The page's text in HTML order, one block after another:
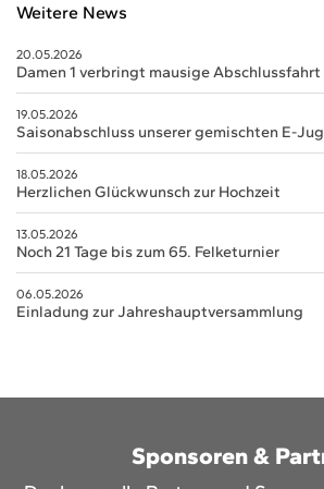
Weitere News
20.05.2026
Damen 1 verbringt mausige
19.05.2026
Saisonabschluss unserer gemischten E-
18.05.2026
Herzlichen Glückwunsch zur Hochzeit
13.05.2026
Noch 21 Tage bis zum 65. Felketurnier
06.05.2026
Einladung zur Jahreshauptversammlung
Sponsoren &